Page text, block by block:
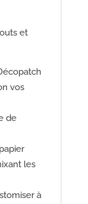
et
vos
de
les
à